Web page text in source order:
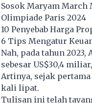
Sosok Maryam March
Olimpiade Paris 2024
10 Penyebab Harga
6 Tips Mengatur
Nah, pada tahun
sebesar US$30,4
Artinya, sejak
kali lipat.
Tulisan ini telah